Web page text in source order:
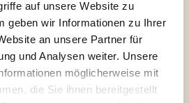
auf unsere Website zu
geben wir Informationen zu Ihrer
an unsere Partner für
und Analysen weiter. Unsere
möglicherweise mit
die Sie ihnen bereitgestellt
Generationen der Stadt
Jung und Alt profitieren.